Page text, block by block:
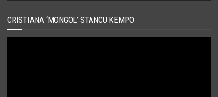
CRISTIANA ‘MONGOL’ STANCU KEMPO